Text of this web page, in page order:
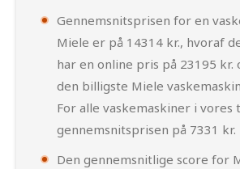
Gennemsnitsprisen for en
Miele er på 14314 kr., hvoraf
har en online pris på 23195
den billigste Miele
For alle vaskemaskiner i vores
gennemsnitsprisen på 7331 kr.
Den gennemsnitlige score for